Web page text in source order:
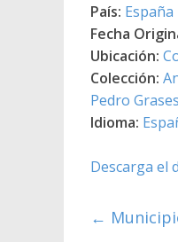
País: España
Fecha
Ubicación:
Colección:
Pedro Grases
Idioma:
Descarga el
←